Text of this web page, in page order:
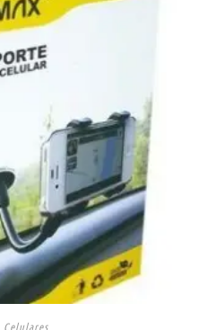
Celulares